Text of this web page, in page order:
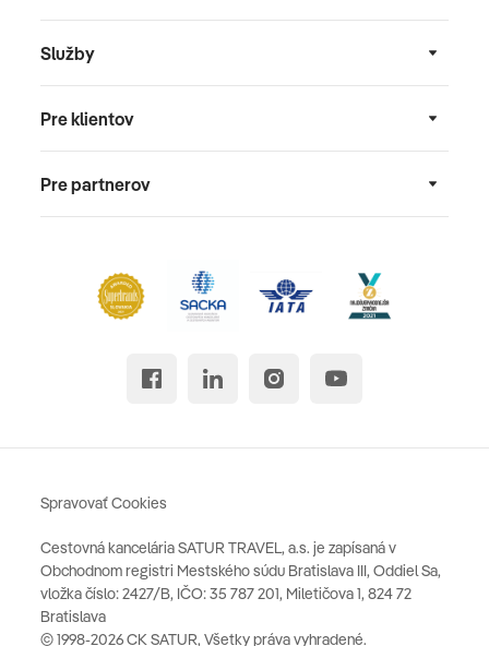
Služby
Pre klientov
Pre partnerov
Cestovná kancelária SATUR TRAVEL, a.s. je zapísaná v
Obchodnom registri Mestského súdu Bratislava III, Oddiel Sa,
vložka číslo: 2427/B, IČO: 35 787 201, Miletičova 1, 824 72
Bratislava
© 1998-2026 CK SATUR, Všetky práva vyhradené.
Spravovať Cookies